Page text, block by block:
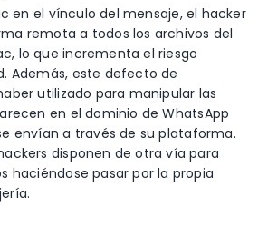
en el vínculo del mensaje, el hacker
remota a todos los archivos del
lo que incrementa el riesgo
Además, este defecto de
utilizado para manipular las
en el dominio de WhatsApp
envían a través de su plataforma.
disponen de otra vía para
haciéndose pasar por la propia